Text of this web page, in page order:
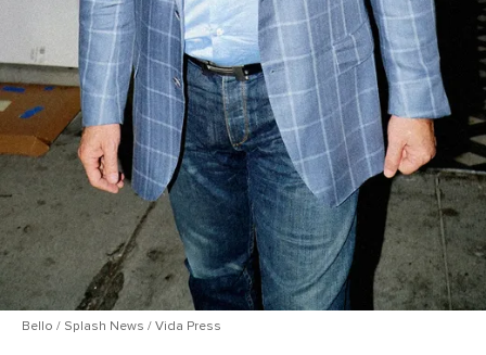
Bello / Splash News / Vida Press